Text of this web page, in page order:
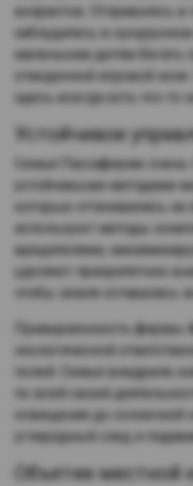
возрастов. Отправьтесь в
заблудитесь в
маленьким детям бегать
отведенной игровой
здесь всегда есть что-то
Устойчивое
Семья Пассафиуме очень
устойчивыми методами
которые оттачивались
используют методы
вредителями,
уделяют приоритетное
чтобы земля оставалась
Приверженность фермы
экологической
полей. Семья внедрила
по всей своей
освещения до солнечной
углеродный след и
Объятие местной